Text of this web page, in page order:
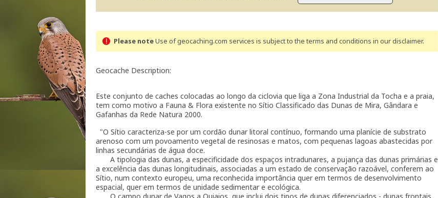
Please noteUse of geocaching.com services is subject to the terms and conditions in our disclaimer.
Geocache Description:
Este conjunto de caches colocadas ao longo da ciclovia que liga a Zona Industrial da Tocha e a praia,
tem como motivo a Fauna & Flora existente no Sítio Classificado das Dunas de Mira, Gândara e
Gafanhas da Rede Natura 2000.
"O Sítio caracteriza-se por um cordão dunar litoral contínuo, formando uma planície de substrato
arenoso com um povoamento vegetal de resinosas e matos, com pequenas lagoas abastecidas por
linhas secundárias de água doce.
A tipologia das dunas, a especificidade dos espaços intradunares, a pujança das dunas primárias e
a excelência das dunas longitudinais, associadas a um estado de conservação razoável, conferem ao
Sítio, num contexto europeu, uma reconhecida importância quer em termos de desenvolvimento
espacial, quer em termos de unidade sedimentar e ecológica.